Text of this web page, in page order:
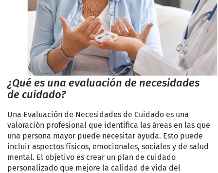
¿Qué es una evaluación de necesidades
de cuidado?
Una Evaluación de Necesidades de Cuidado es una
valoración profesional que identifica las áreas en las que
una persona mayor puede necesitar ayuda. Esto puede
incluir aspectos físicos, emocionales, sociales y de salud
mental. El objetivo es crear un plan de cuidado
personalizado que mejore la calidad de vida del